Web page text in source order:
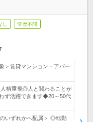
し 学歴不問
＞賃貸マンション・アパー
人柄重視◎人と関わることが
ず活躍できます◆20～50代
いずれかへ配属＞ ◎転勤